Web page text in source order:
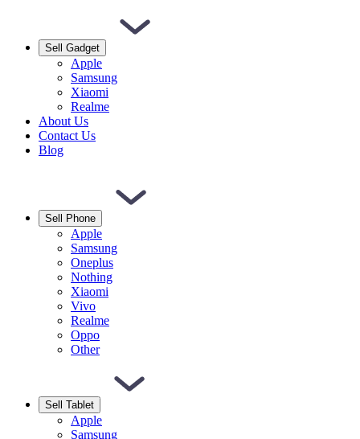
Sell Gadget
Apple
Samsung
Xiaomi
Realme
About Us
Contact Us
Blog
Sell Phone
Apple
Samsung
Oneplus
Nothing
Xiaomi
Vivo
Realme
Oppo
Other
Sell Tablet
Apple
Samsung